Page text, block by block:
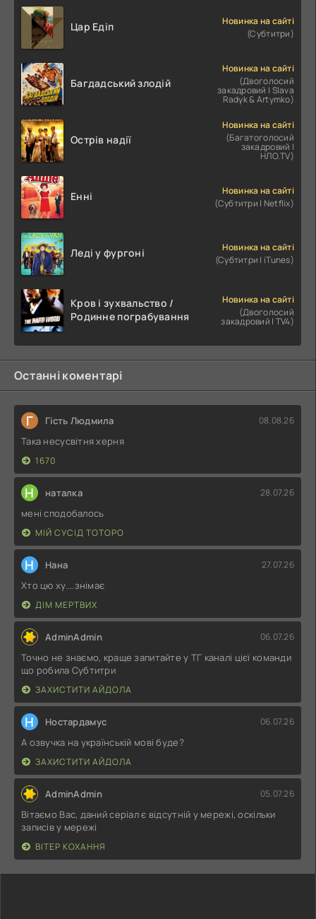
Цар Едіп
Новинка на сайті
(Субтитри)
Багдадський злодій
Новинка на сайті
(Двоголосий
закадровий | Slava
Radyk & Artymko)
Острів надії
Новинка на сайті
(Багатоголосий
закадровий |
НЛО.TV)
Енні
Новинка на сайті
(Субтитри | Netflix)
Леді у фургоні
Новинка на сайті
(Субтитри | iTunes)
Кров і зухвальство /
Родинне пограбування
Новинка на сайті
(Двоголосий
закадровий | TV4)
Останні коментарі
Г Гість Людмила 08.08.26
Така несусвітня херня
1670
Н наталка 28.07.26
мені сподобалось
МІЙ СУСІД ТОТОРО
Н Нана 27.07.26
Хто цю ху....знімає
ДІМ МЕРТВИХ
AdminAdmin 06.07.26
Точно не знаємо, краще запитайте у ТГ каналі цієї команди
що робила Субтитри
ЗАХИСТИТИ АЙДОЛА
Н Ностардамус 06.07.26
А озвучка на українській мові буде?
ЗАХИСТИТИ АЙДОЛА
AdminAdmin 05.07.26
Вітаємо Вас, даний серіал є відсутній у мережі, оскільки
записів у мережі
ВІТЕР КОХАННЯ